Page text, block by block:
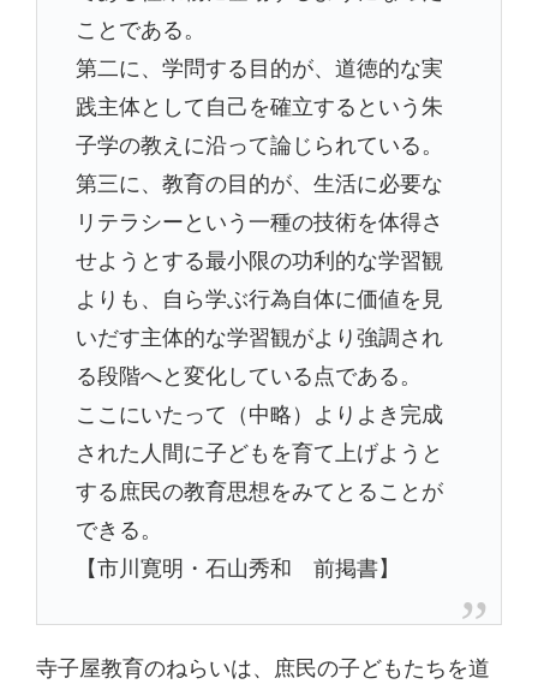
ことである。
第二に、学問する目的が、道徳的な実
践主体として自己を確立するという朱
子学の教えに沿って論じられている。
第三に、教育の目的が、生活に必要な
リテラシーという一種の技術を体得さ
せようとする最小限の功利的な学習観
よりも、自ら学ぶ行為自体に価値を見
いだす主体的な学習観がより強調され
る段階へと変化している点である。
ここにいたって（中略）よりよき完成
された人間に子どもを育て上げようと
する庶民の教育思想をみてとることが
できる。
【市川寛明・石山秀和 前掲書】
寺子屋教育のねらいは、庶民の子どもたちを道